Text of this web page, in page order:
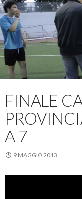
FINALE
A 7
9 MAGGIO 2013